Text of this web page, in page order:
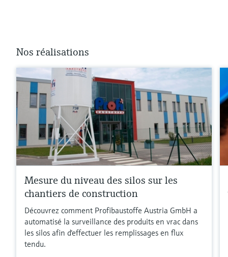
Nos réalisations
Mesure du niveau des silos sur les
chantiers de construction
Découvrez comment Profibaustoffe Austria GmbH a
automatisé la surveillance des produits en vrac dans
les silos afin d'effectuer les remplissages en flux
tendu.